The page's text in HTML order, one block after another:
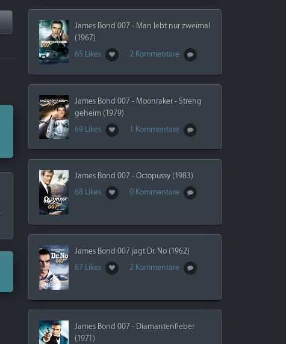
James Bond 007 - Man lebt nur zweimal
(1967)
65 Likes
2 Kommentare
James Bond 007 - Moonraker - Streng
geheim (1979)
69 Likes
1 Kommentare
James Bond 007 - Octopussy (1983)
68 Likes
0 Kommentare
James Bond 007 jagt Dr. No (1962)
67 Likes
2 Kommentare
James Bond 007 - Diamantenfieber
(1971)